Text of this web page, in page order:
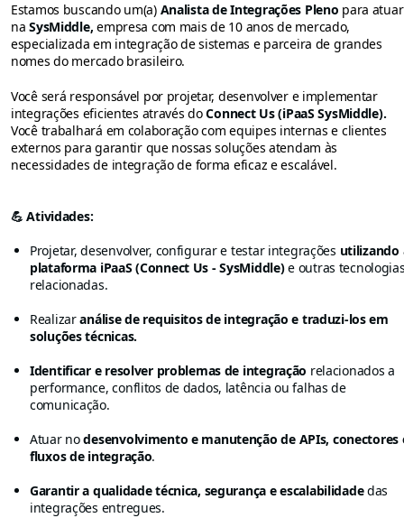
Estamos buscando um(a) Analista de Integrações Pleno para atuar
naSysMiddle,empresa com mais de 10 anos de mercado,
especializada em integração de sistemas e parceira de grandes
nomes do mercado brasileiro.
Você será responsável por projetar, desenvolver e implementar
integrações eficientes através doConnect Us (iPaaS SysMiddle).
Você trabalhará em colaboração com equipes internas e clientes
externos para garantir que nossas soluções atendam às
necessidades de integração de forma eficaz e escalável.
💪 Atividades:
Projetar, desenvolver, configurar e testar integrações utilizando
plataforma iPaaS (Connect Us - SysMiddle)e outras
relacionadas.
Realizaranálise de requisitos de integração e traduzi-los em
soluções técnicas.
Identificar e resolver problemas de integração relacionados a
performance, conflitos de dados, latência ou falhas de
comunicação.
Atuar nodesenvolvimento e manutenção de APIs, conectores
fluxos de integração.
Garantir a qualidade técnica, segurança e escalabilidadedas
integrações entregues.